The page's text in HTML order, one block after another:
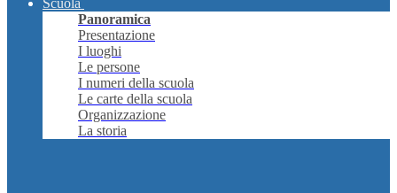
Scuola
Panoramica
Presentazione
I luoghi
Le persone
I numeri della scuola
Le carte della scuola
Organizzazione
La storia